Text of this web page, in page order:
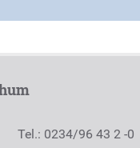
Tel.: 0234/96 43 2 -0